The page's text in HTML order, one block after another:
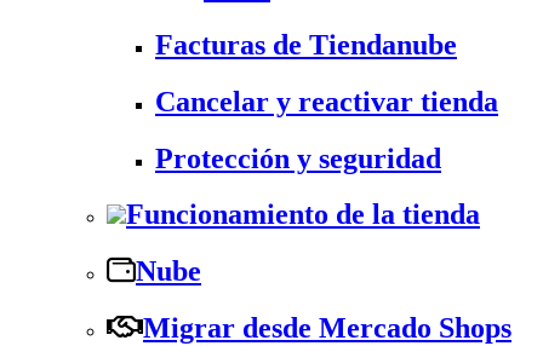
Facturas de Tiendanube
Cancelar y reactivar tienda
Protección y seguridad
Funcionamiento de la tienda
Nube
Migrar desde Mercado Shops